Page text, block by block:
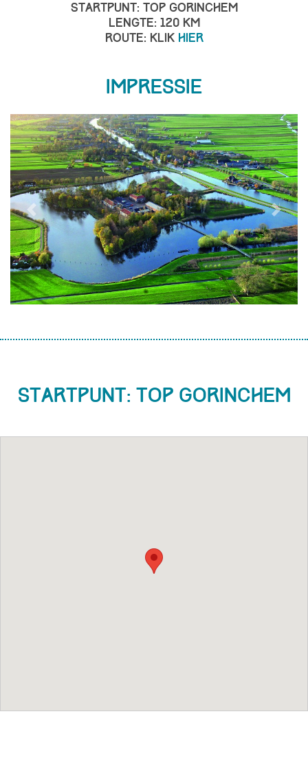
Startpunt: TOP Gorinchem
Lengte: 120 km
Route: Klik hier
Impressie
Previous Next
Startpunt: TOP Gorinchem